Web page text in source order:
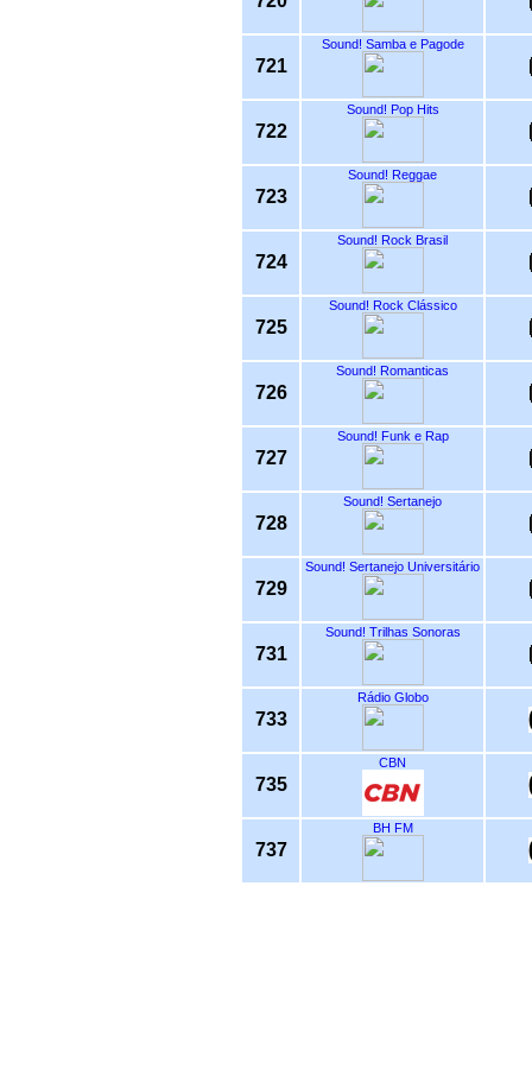
721
Sound! Samba e Pagode
722
Sound! Pop Hits
723
Sound! Reggae
724
Sound! Rock Brasil
725
Sound! Rock Clássico
726
Sound! Romanticas
727
Sound! Funk e Rap
728
Sound! Sertanejo
729
Sound! Sertanejo Universitário
731
Sound! Trilhas Sonoras
733
Rádio Globo
735
CBN
737
BH FM